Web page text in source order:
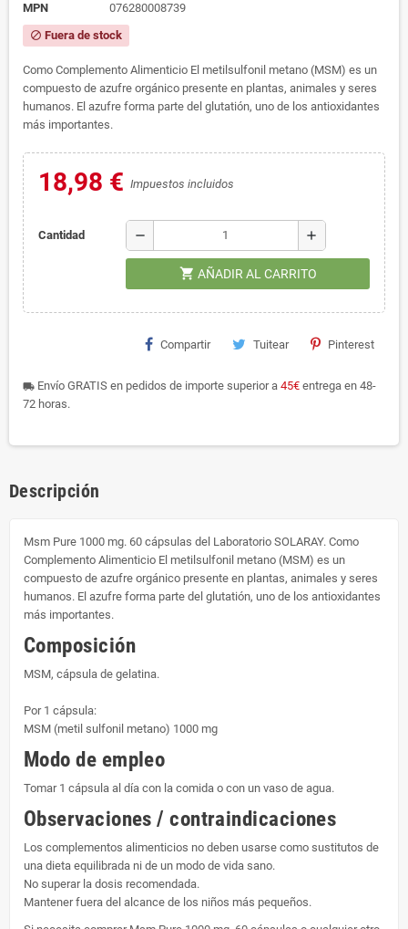
MPN
076280008739
block Fuera de stock
Como Complemento Alimenticio El metilsulfonil metano (MSM) es un
compuesto de azufre orgánico presente en plantas, animales y seres
humanos. El azufre forma parte del glutatión, uno de los antioxidantes
más importantes.
18,98 € Impuestos incluidos
Cantidad remove add
shopping_cart AÑADIR AL CARRITO
Compartir Tuitear Pinterest
local_shipping Envío GRATIS en pedidos de importe superior a 45€ entrega en 48-
72 horas.
Descripción
Msm Pure 1000 mg. 60 cápsulas del Laboratorio SOLARAY. Como
Complemento Alimenticio El metilsulfonil metano (MSM) es un
compuesto de azufre orgánico presente en plantas, animales y seres
humanos. El azufre forma parte del glutatión, uno de los antioxidantes
más importantes.
Composición
MSM, cápsula de gelatina.
Por 1 cápsula:
MSM (metil sulfonil metano) 1000 mg
Modo de empleo
Tomar 1 cápsula al día con la comida o con un vaso de agua.
Observaciones / contraindicaciones
Los complementos alimenticios no deben usarse como sustitutos de
una dieta equilibrada ni de un modo de vida sano.
No superar la dosis recomendada.
Mantener fuera del alcance de los niños más pequeños.